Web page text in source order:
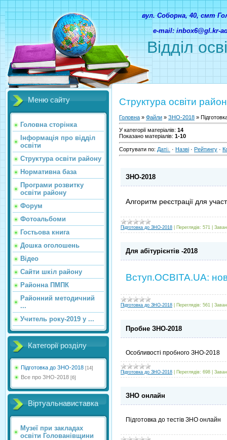
Відділ
вул. Соборна, 40, смт
e-mail: inbox6@gl.kr-
Меню сайту
Головна сторінка
Інформація про відділ
освіти
Структура освіти району
Нормативна база
Програми розвитку
освіти району
Форум
Фотоальбоми
Гостьова книга
Дошка оголошень
Відео
Сайти шкіл району
Районна ПМПК
Районний методичний
...
Учитель року-2019 у ...
Категорії розділу
Підготовка до ЗНО-2018 [14]
Все про ЗНО-2018 [6]
Віртуальнавиставка
Музеї при закладах
освіти Голованівщини
Структура освіти
Головна » Файли » ЗНО-2018 »
У категорії матеріалів: 14
Показано матеріалів: 1-10
Сортувати по: Даті · Назві · Рейтингу ·
ЗНО-2018
Алгоритм реєстрації для
Підготовка до ЗНО-2018 Переглядів: 571
Для абітурієнтів -2018
Вступ.ОСВІТА.UA:
Підготовка до ЗНО-2018 Переглядів: 561
Пробне ЗНО-2018
Особливості пробного ЗНО-2018
Підготовка до ЗНО-2018 Переглядів: 698
ЗНО онлайн
Підготовка до тестів ЗНО онлайн